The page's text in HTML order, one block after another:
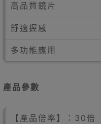
高品質鏡片
舒適握感
多功能應用
產品參數
【產品倍率】：30倍